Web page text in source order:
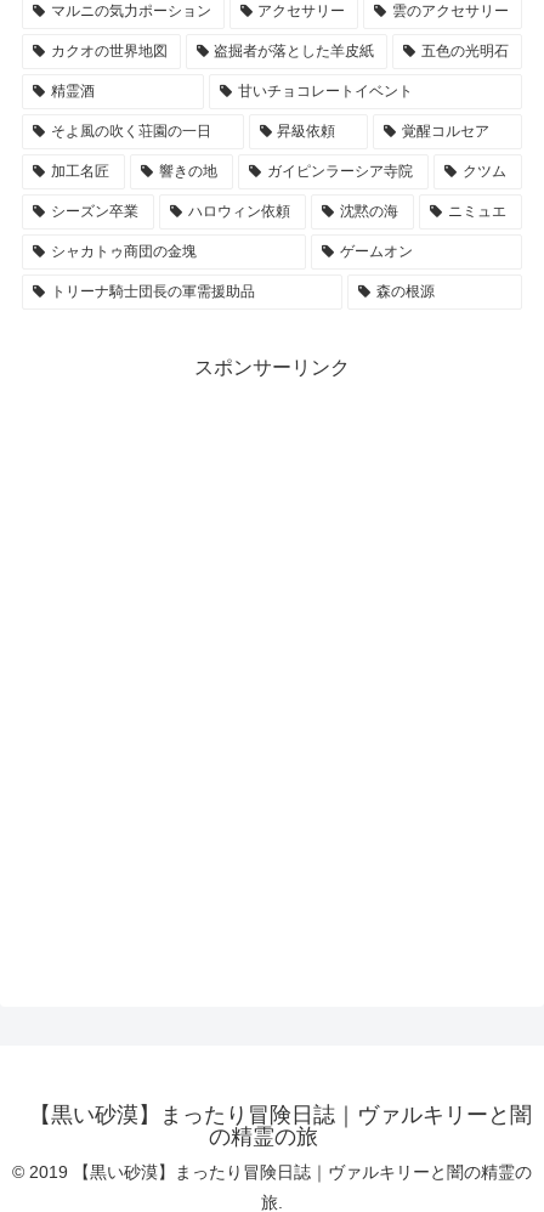
マルニの気力ポーション アクセサリー 雲のアクセサリー
カクオの世界地図 盗掘者が落とした羊皮紙 五色の光明石
精霊酒 甘いチョコレートイベント
そよ風の吹く荘園の一日 昇級依頼 覚醒コルセア
加工名匠 響きの地 ガイピンラーシア寺院 クツム
シーズン卒業 ハロウィン依頼 沈黙の海 ニミュエ
シャカトゥ商団の金塊 ゲームオン
トリーナ騎士団長の軍需援助品 森の根源
スポンサーリンク
【黒い砂漠】まったり冒険日誌｜ヴァルキリーと闇
の精霊の旅
© 2019 【黒い砂漠】まったり冒険日誌｜ヴァルキリーと闇の精霊の
旅.